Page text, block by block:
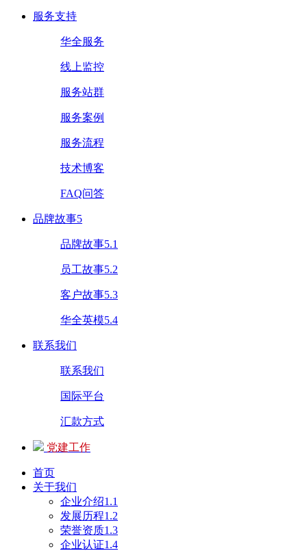
服务支持
华全服务
线上监控
服务站群
服务案例
服务流程
技术博客
FAQ问答
品牌故事5
品牌故事5.1
员工故事5.2
客户故事5.3
华全英模5.4
联系我们
联系我们
国际平台
汇款方式
党建工作
首页
关于我们
企业介绍1.1
发展历程1.2
荣誉资质1.3
企业认证1.4